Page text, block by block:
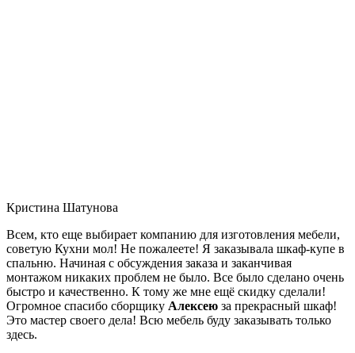
Кристина Шатунова
Всем, кто еще выбирает компанию для изготовления мебели,
советую Кухни мол! Не пожалеете! Я заказывала шкаф-купе в
спальню. Начиная с обсуждения заказа и заканчивая
монтажом никаких проблем не было. Все было сделано очень
быстро и качественно. К тому же мне ещё скидку сделали!
Огромное спасибо сборщику Алексею за прекрасный шкаф!
Это мастер своего дела! Всю мебель буду заказывать только
здесь.